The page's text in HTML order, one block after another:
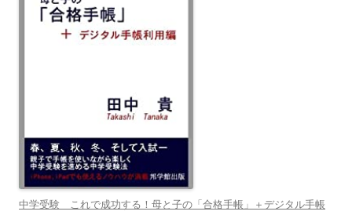
中学受験 これで成功する！母と子の「合格手帳」＋デジタル手帳